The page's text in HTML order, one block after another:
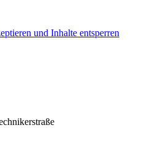
und Inhalte entsperren